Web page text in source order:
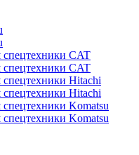
спецтехники CAT
спецтехники CAT
Hitachi
Hitachi
Komatsu
Komatsu